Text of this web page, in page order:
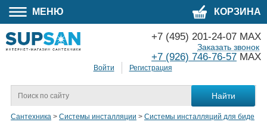
МЕНЮ КОРЗИНА
Войти Регистрация
+7 (495) 201-24-07 MAX
+7 (926) 746-76-57 MAX
Заказать звонок
Сантехника > Системы инсталляции > Системы инсталляций для биде